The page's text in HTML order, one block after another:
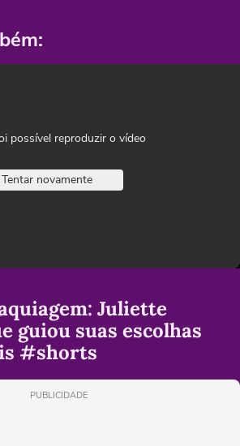
possível reproduzir o vídeo
Tentar novamente
Juliette
guiou suas escolhas
#shorts
PUBLICIDADE